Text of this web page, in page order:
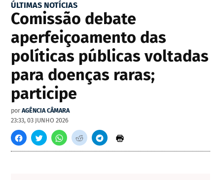
ÚLTIMAS NOTÍCIAS
Comissão debate
aperfeiçoamento das
políticas públicas voltadas
para doenças raras;
participe
por AGÊNCIA CÂMARA
23:33, 03 JUNHO 2026